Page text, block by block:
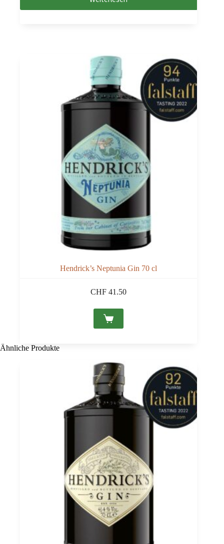
Hendrick’s Neptunia Gin 70 cl
CHF 41.50
Ähnliche Produkte